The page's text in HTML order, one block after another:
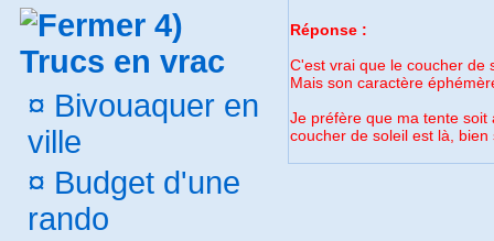
4)
Trucs en vrac
¤ Bivouaquer en
ville
¤ Budget d'une
rando
Réponse :
C'est vrai que le coucher de
Mais son caractère
Je préfère que ma tente
coucher de soleil est là,